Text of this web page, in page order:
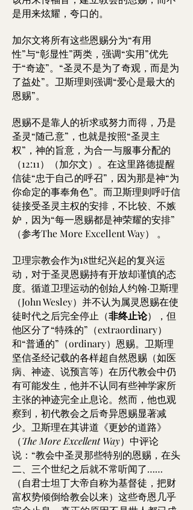
是用来炫耀，夸口的。
加尔文将所有这些恩赐分为“有用
性”与“彰显性”两类，强调“实用”优先
于“奇迹”。“圣灵不是为了奇观，而是为
了益处”。卫斯理则强调“爱心是最大的
恩赐”。
恩赐不是靠人的祈求或努力而得，乃是
圣灵“随己意”，也就是按照“圣灵主
权”，神的旨意，为合一与服事分配的
（12:11）（加尔文）。在这里路德提醒
信徒“忠于自己的呼召”，因为那是神“为
你命定的事奉角色”。而卫斯理则呼吁信
徒接受圣灵主权的安排，不比较、不嫉
妒，因为“每一恩赐都是神荣耀的安排”
（参考The More Excellent Way） 。
卫理宗教会作为18世纪兴起的复兴运
动，对于圣灵恩赐持有开放却谨慎的态
度。循道卫理运动的创始人约翰·卫斯理
（John Wesley）并不认为属灵恩赐在使
徒时代之后完全停止（非终止论），但
他区分了“特殊的”（extraordinary）
和“普通的”（ordinary）恩赐。卫斯理
坚信圣经记载的各样超自然恩赐（如医
病、神迹、说预言等）在历代教会中仍
有可能发生，他并不认同有些神学家所
主张的神迹完全止息论。然而，他也观
察到，初代教会之后奇异恩赐显著减
少。卫斯理在其讲道《更妙的道路》
（The More Excellent Way）中评论
说：“教会中圣灵那些特别的恩赐，在头
二、三个世纪之后就不常听闻了……
（自君士坦丁大帝自称为基督徒，把财
富权势倾倒给教会以来）这些奇恩几乎